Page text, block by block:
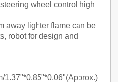
wheel control high
away lighter flame can be
robot for design and
1.37"*0.85"*0.06"(Approx.)